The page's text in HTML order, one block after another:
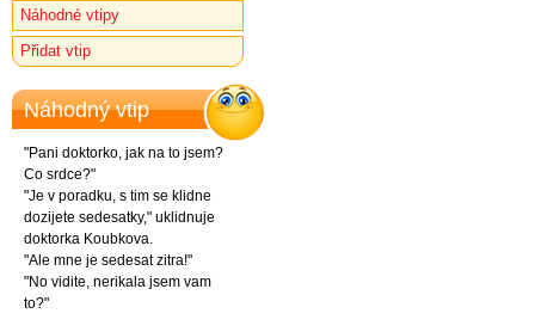
Náhodné vtipy
Přidat vtip
Náhodný vtip
"Pani doktorko, jak na to jsem?
Co srdce?"
"Je v poradku, s tim se klidne
dozijete sedesatky," uklidnuje
doktorka Koubkova.
"Ale mne je sedesat zitra!"
"No vidite, nerikala jsem vam
to?"